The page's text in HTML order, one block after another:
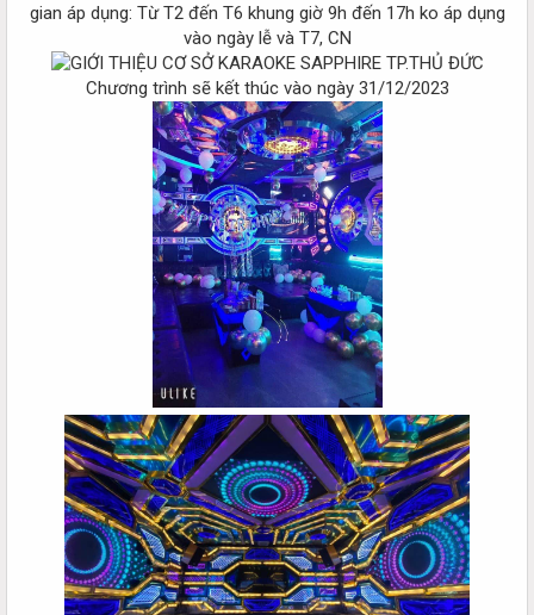
gian áp dụng: Từ T2 đến T6 khung giờ 9h đến 17h ko áp dụng
vào ngày lễ và T7, CN
Chương trình sẽ kết thúc vào ngày 31/12/2023